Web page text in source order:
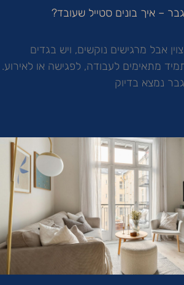
– איך בונים סטייל שעובד?
אבל מרגישים נוקשים, ויש בגדים
מתאימים לעבודה, לפגישה או לאירוע.
נמצא בדיוק